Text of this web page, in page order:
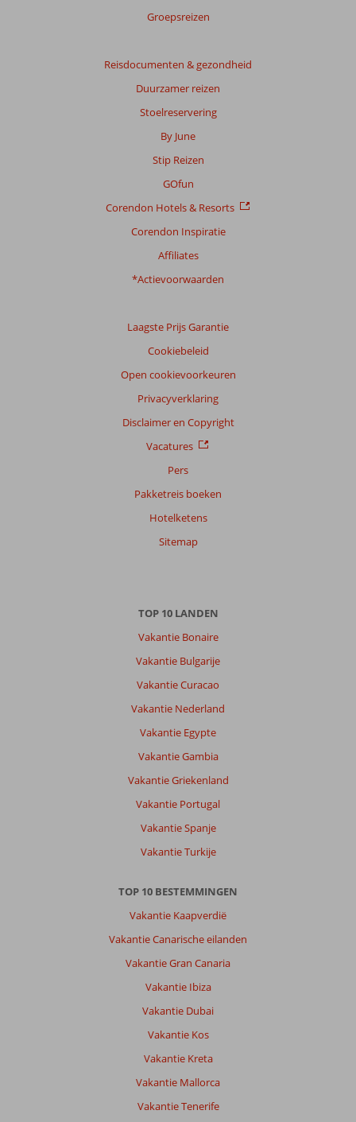
Groepsreizen
Reisdocumenten & gezondheid
Duurzamer reizen
Stoelreservering
By June
Stip Reizen
GOfun
Corendon Hotels & Resorts
Corendon Inspiratie
Affiliates
*Actievoorwaarden
Laagste Prijs Garantie
Cookiebeleid
Open cookievoorkeuren
Privacyverklaring
Disclaimer en Copyright
Vacatures
Pers
Pakketreis boeken
Hotelketens
Sitemap
TOP 10 LANDEN
Vakantie Bonaire
Vakantie Bulgarije
Vakantie Curacao
Vakantie Nederland
Vakantie Egypte
Vakantie Gambia
Vakantie Griekenland
Vakantie Portugal
Vakantie Spanje
Vakantie Turkije
TOP 10 BESTEMMINGEN
Vakantie Kaapverdië
Vakantie Canarische eilanden
Vakantie Gran Canaria
Vakantie Ibiza
Vakantie Dubai
Vakantie Kos
Vakantie Kreta
Vakantie Mallorca
Vakantie Tenerife